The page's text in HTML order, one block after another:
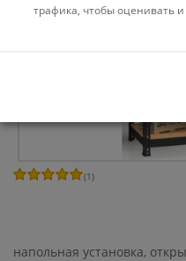
(1)
напольная установка,
трафика, чтобы оценивать